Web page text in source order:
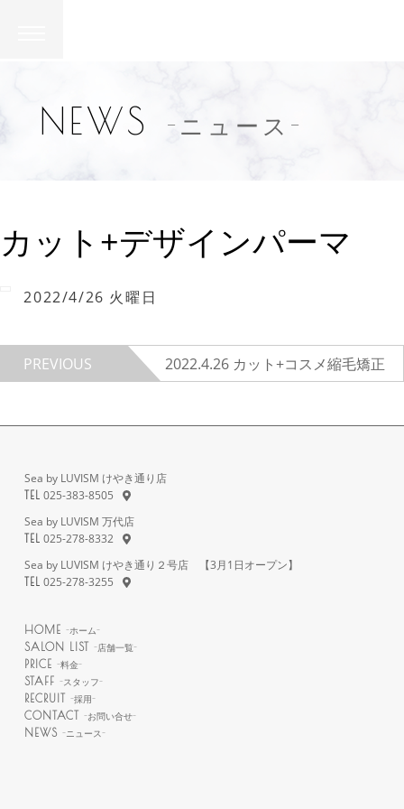
NEWS -ニュース-
カット+デザインパーマ
2022/4/26 火曜日
PREVIOUS 2022.4.26 カット+コスメ縮毛矯正
Sea by LUVISM けやき通り店
TEL
025-383-8505
Sea by LUVISM 万代店
TEL
025-278-8332
Sea by LUVISM けやき通り２号店 【3月1日オープン】
TEL 025-278-3255
HOME -ホーム-
SALON LIST -店舗一覧-
PRICE -料金-
STAFF -スタッフ-
RECRUIT -採用-
CONTACT -お問い合せ-
NEWS -ニュース-